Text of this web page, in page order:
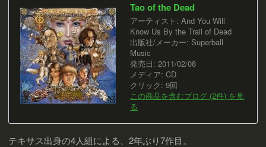
Tao of the Dead
アーティスト: And You Will
Know Us By the Trail of Dead
出版社/メーカー: Superball
Music
発売日: 2011/02/08
メディア: CD
クリック: 9回
この商品を含むブログ (2件) を見
る
テキサス出身の4人組による、2年ぶり7作目。